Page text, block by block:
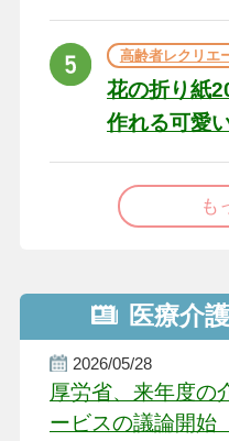
高齢者レクリエ
花の折り紙
作れる可愛
も
医療介
2026/05/28
厚労省、来年度の
ービスの議論開